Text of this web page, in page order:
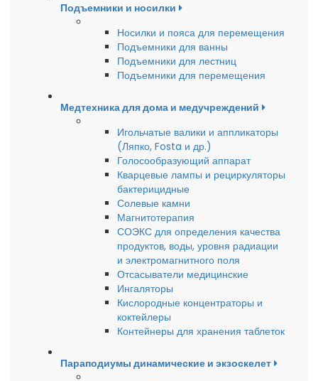
Подъемники и носилки
Носилки и пояса для перемещения
Подъемники для ванны
Подъемники для лестниц
Подъемники для перемещения
Медтехника для дома и медучреждений
Игольчатые валики и аппликаторы
(Ляпко, Fosta и др.)
Голосообразующий аппарат
Кварцевые лампы и рециркуляторы
бактерицидные
Солевые камни
Магнитотерапия
СОЭКС для определения качества
продуктов, воды, уровня радиации
и электромагнитного поля
Отсасыватели медицинские
Ингаляторы
Кислородные концентраторы и
коктейлеры
Контейнеры для хранения таблеток
Параподиумы динамические и экзоскелет